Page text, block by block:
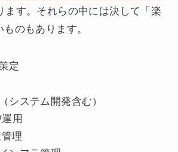
ます。それらの中には決して「楽
のもあります。
定
システム開発含む）
用
理